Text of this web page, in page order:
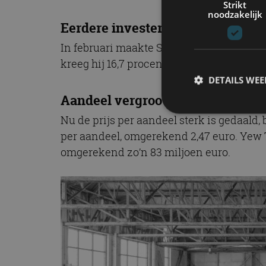
Eerdere investering
In februari maakte Stroll wereldkundig
kreeg hij 16,7 procent van de aandelen,
Aandeel vergroot
Nu de prijs per aandeel sterk is
per aandeel, omgerekend 2,47 euro.
omgerekend zo’n 83 miljoen euro.
Strikt
noodzakelijk
DETAILS
Naam
cf_clearance